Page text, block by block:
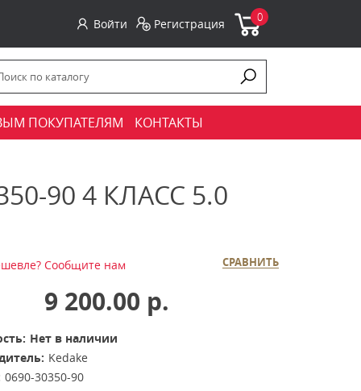
Войти Регистрация 0
ПОКУПАТЕЛЯМ КОНТАКТЫ
90 4 КЛАСС 5.0
СРАВНИТЬ
Сообщите нам
9 200.00 р.
Нет в наличии
Kedake
0690-30350-90